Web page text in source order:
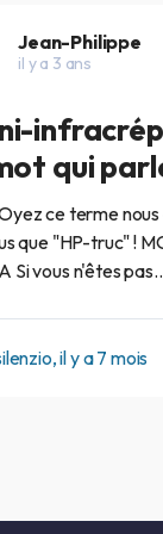
Jean-Philippe
il y a 3 ans
qui
ce terme
que "HP-truc" !
Si vous n'êtes
il y a 7 mois